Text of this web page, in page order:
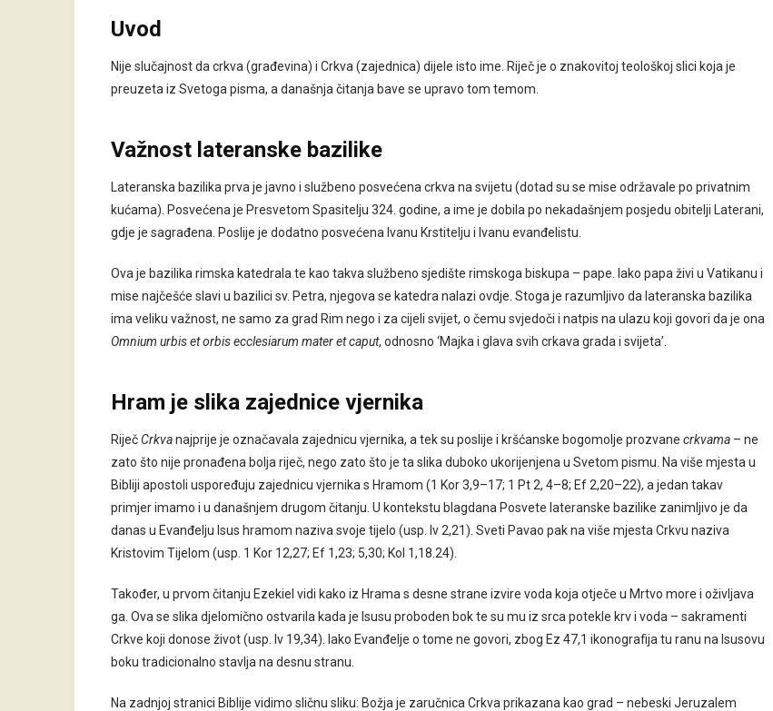
Uvod
Nije slučajnost da crkva (građevina) i Crkva (zajednica) dijele isto ime. Riječ je o znakovitoj teološkoj slici koja je
preuzeta iz Svetoga pisma, a današnja čitanja bave se upravo tom temom.
Važnost lateranske bazilike
Lateranska bazilika prva je javno i službeno posvećena crkva na svijetu (dotad su se mise održavale po privatnim
kućama). Posvećena je Presvetom Spasitelju 324. godine, a ime je dobila po nekadašnjem posjedu obitelji Laterani,
gdje je sagrađena. Poslije je dodatno posvećena Ivanu Krstitelju i Ivanu evanđelistu.
Ova je bazilika rimska katedrala te kao takva službeno sjedište rimskoga biskupa – pape. Iako papa živi u Vatikanu i
mise najčešće slavi u bazilici sv. Petra, njegova se katedra nalazi ovdje. Stoga je razumljivo da lateranska bazilika
ima veliku važnost, ne samo za grad Rim nego i za cijeli svijet, o čemu svjedoči i natpis na ulazu koji govori da je ona
Omnium urbis et orbis ecclesiarum mater et caput, odnosno ‘Majka i glava svih crkava grada i svijeta’.
Hram je slika zajednice vjernika
RiječCrkvanajprije je označavala zajednicu vjernika, a tek su poslije i kršćanske bogomolje prozvane crkvama – ne
zato što nije pronađena bolja riječ, nego zato što je ta slika duboko ukorijenjena u Svetom pismu. Na više mjesta u
Bibliji apostoli uspoređuju zajednicu vjernika s Hramom (1 Kor 3,9–17; 1 Pt 2, 4–8; Ef 2,20–22), a jedan takav
primjer imamo i u današnjem drugom čitanju. U kontekstu blagdana Posvete lateranske bazilike zanimljivo je da
danas u Evanđelju Isus hramom naziva svoje tijelo (usp. Iv 2,21). Sveti Pavao pak na više mjesta Crkvu naziva
Kristovim Tijelom (usp. 1 Kor 12,27; Ef 1,23; 5,30; Kol 1,18.24).
Također, u prvom čitanju Ezekiel vidi kako iz Hrama s desne strane izvire voda koja otječe u Mrtvo more i oživljava
ga. Ova se slika djelomično ostvarila kada je Isusu proboden bok te su mu iz srca potekle krv i voda – sakramenti
Crkve koji donose život (usp. Iv 19,34). Iako Evanđelje o tome ne govori, zbog Ez 47,1 ikonografija tu ranu na Isusovu
boku tradicionalno stavlja na desnu stranu.
Na zadnjoj stranici Biblije vidimo sličnu sliku: Božja je zaručnica Crkva prikazana kao grad – nebeski Jeruzalem